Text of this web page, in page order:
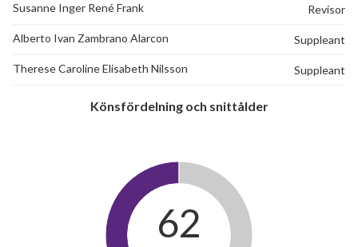
Susanne Inger René Frank Revisor
Alberto Ivan Zambrano Alarcon Suppleant
Therese Caroline Elisabeth Nilsson Suppleant
Könsfördelning och snittålder
62